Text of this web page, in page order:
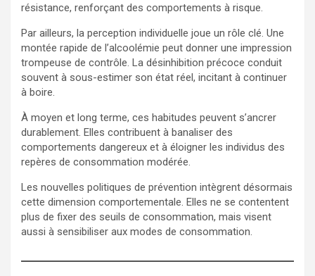
résistance, renforçant des comportements à risque.
Par ailleurs, la perception individuelle joue un rôle clé. Une
montée rapide de l’alcoolémie peut donner une impression
trompeuse de contrôle. La désinhibition précoce conduit
souvent à sous-estimer son état réel, incitant à continuer
à boire.
À moyen et long terme, ces habitudes peuvent s’ancrer
durablement. Elles contribuent à banaliser des
comportements dangereux et à éloigner les individus des
repères de consommation modérée.
Les nouvelles politiques de prévention intègrent désormais
cette dimension comportementale. Elles ne se contentent
plus de fixer des seuils de consommation, mais visent
aussi à sensibiliser aux modes de consommation.